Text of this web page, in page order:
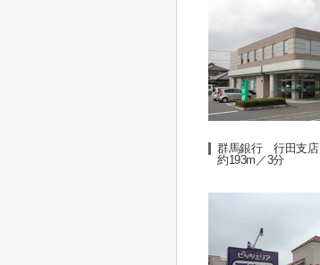
群馬銀行 行田支店
約193m／3分